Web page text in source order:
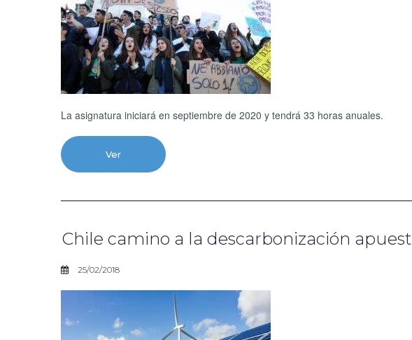
La asignatura iniciará en septiembre de 2020 y tendrá 33 horas anuales.
Ver
Chile camino a la descarbonización
25/02/2018